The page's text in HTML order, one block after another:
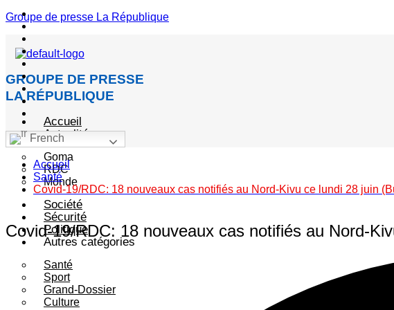
Groupe de presse La République
GROUPE DE PRESSE
LA RÉPUBLIQUE
Accueil
Actualité
Goma
RDC
Monde
Société
Sécurité
Politique
Autres catégories
Santé
Sport
Grand-Dossier
Culture
Menu
French
Accueil
Santé
Covid-19/RDC: 18 nouveaux cas notifiés au Nord-Kivu ce lundi 28 juin
Covid-19/RDC: 18 nouveaux cas notifiés au Nord-